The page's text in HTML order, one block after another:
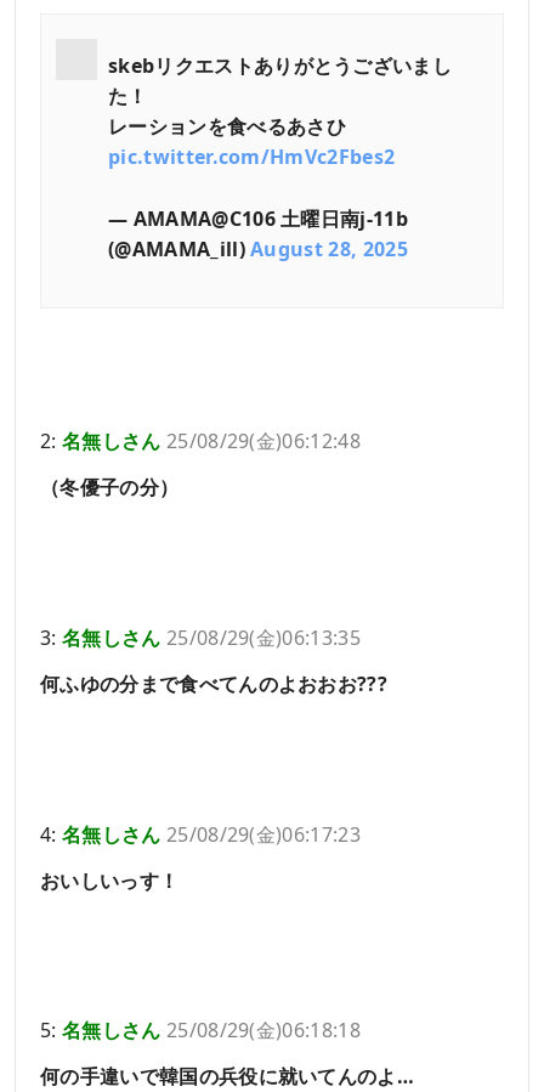
skebリクエストありがとうございまし
た！
レーションを食べるあさひ
pic.twitter.com/HmVc2Fbes2
— AMAMA@C106 土曜日南j-11b
(@AMAMA_ill)August 28, 2025
2: 名無しさん 25/08/29(金)06:12:48
（冬優子の分）
3: 名無しさん 25/08/29(金)06:13:35
何ふゆの分まで食べてんのよおおお???
4: 名無しさん 25/08/29(金)06:17:23
おいしいっす！
5: 名無しさん 25/08/29(金)06:18:18
何の手違いで韓国の兵役に就いてんのよ…